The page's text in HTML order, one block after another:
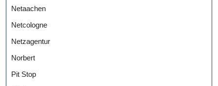
Netaachen
Netcologne
Netzagentur
Norbert
Pit Stop